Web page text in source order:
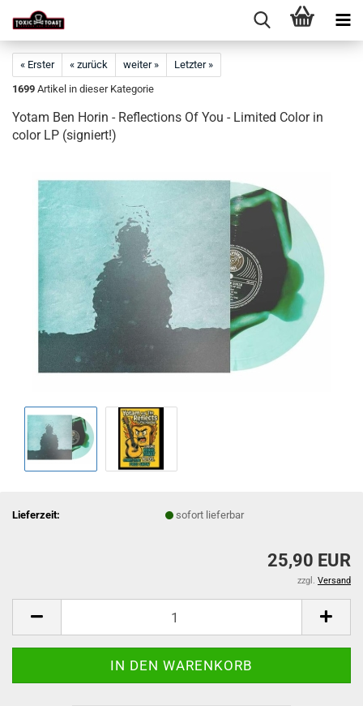
« Erster « zurück weiter »
Letzter »
1699 Artikel in dieser Kategorie
Yotam Ben Horin - Reflections Of You - Limited Color in
color LP (signiert!)
Lieferzeit: sofort lieferbar
25,90 EUR
zzgl. Versand